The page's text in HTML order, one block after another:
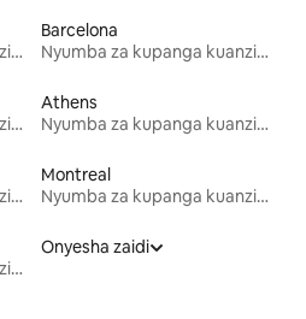
Nyumba za kupanga kuanzia mwezi mmoja
Barcelona
Nyumba za kupanga kuanzia mwezi mmoja
Nyumba za kupanga kuanzia mwezi mmoja
Athens
Nyumba za kupanga kuanzia mwezi mmoja
Nyumba za kupanga kuanzia mwezi mmoja
Montreal
Nyumba za kupanga kuanzia mwezi mmoja
Nyumba za kupanga kuanzia mwezi mmoja
Onyesha zaidi